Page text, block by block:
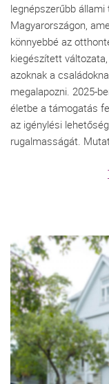
legnépszerűbb
Magyarországon,
könnyebbé az
kiegészített
azoknak a
megalapozni. 2025-
életbe a támogatás
az igénylési
rugalmasságát.